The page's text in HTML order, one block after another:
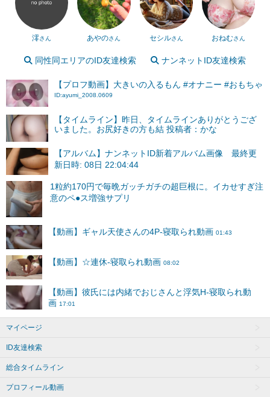
澪さん あやのさん セシルさん おねむさん
同性同エリアのID友達検索 ナンネットID友達検索
【プロフ動画】大きいの入るもん #オナニー #おもちゃ
ID:ayumi_2008.0609
【タイムライン】昨日、タイムラインありがとうござ
いました。お尻好きの方も結 投稿者：かな
【アルバム】ナンネットID新着アルバム画像 最終更
新日時: 08日 22:04:44
マイページ
ID友達検索
総合タイムライン
プロフィール動画